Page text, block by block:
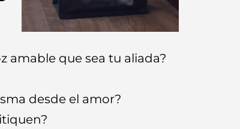
amable que sea tu aliada?
desde el amor?